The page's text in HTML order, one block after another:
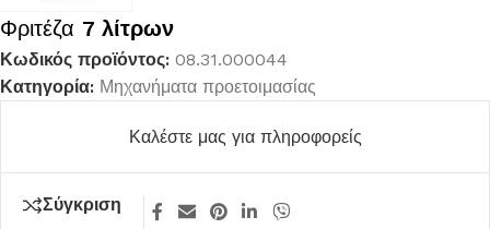
Φριτέζα 7 λίτρων
Κωδικός προϊόντος: 08.31.000044
Κατηγορία: Μηχανήματα προετοιμασίας
Καλέστε μας για πληροφορείς
Σύγκριση